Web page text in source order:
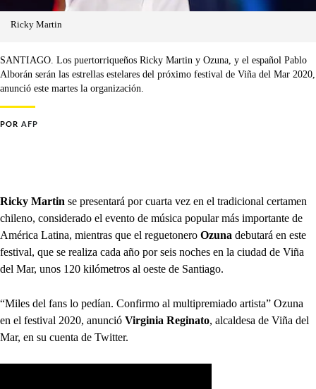
Ricky Martin
SANTIAGO. Los puertorriqueños Ricky Martin y Ozuna, y el español Pablo
Alborán serán las estrellas estelares del próximo festival de Viña del Mar 2020,
anunció este martes la organización.
POR AFP
Ricky Martin se presentará por cuarta vez en el tradicional certamen
chileno, considerado el evento de música popular más importante de
América Latina, mientras que el reguetonero Ozuna debutará en este
festival, que se realiza cada año por seis noches en la ciudad de Viña
del Mar, unos 120 kilómetros al oeste de Santiago.
“Miles del fans lo pedían. Confirmo al multipremiado artista” Ozuna
en el festival 2020, anunció Virginia Reginato, alcaldesa de Viña del
Mar, en su cuenta de Twitter.